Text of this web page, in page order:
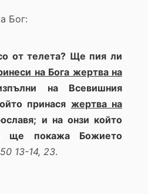
Бог:
от телета? Ще пия ли
на Бога жертва на
на Всевишния
принася жертва на
и на онзи който
ще покажа Божието
13-14, 23.